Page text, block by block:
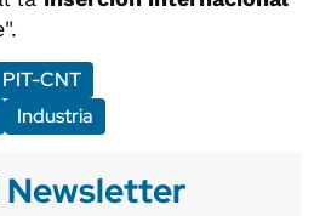
PIT-CNT
Industria